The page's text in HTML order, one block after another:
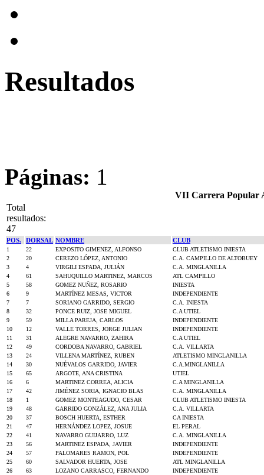
Resultados
Páginas: 1
VII Carrera Popular
Total
resultados:
47
POS. DORSAL NOMBRE CLUB
1 22 EXPOSITO GIMENEZ, ALFONSO
CLUB ATLETISMO INIESTA
2
20 CEREZO LÓPEZ, ANTONIO
C.A. CAMPILLO DE ALTOBUEY
3
4 VIRGILI ESPADA, JULIÁN
C.A. MINGLANILLA
4
61 SAHUQUILLO MARTINEZ, MARCOS
ATL CAMPILLO
5
58 GOMEZ NUÑEZ, ROSARIO
INIESTA
6
9 MARTÍNEZ MESAS, VICTOR
INDEPENDIENTE
7
7 SORIANO GARRIDO, SERGIO
C.A. INIESTA
8
32 PONCE RUIZ, JOSE MIGUEL
C.A UTIEL
9
59 MILLA PAREJA, CARLOS
INDEPENDIENTE
10
12 VALLE TORRES, JORGE JULIAN
INDEPENDIENTE
11
31 ALEGRE NAVARRO, ZAHIRA
C.A UTIEL
12
49 CORDOBA NAVARRO, GABRIEL
C.A. VILLARTA
13
24 VILLENA MARTÍNEZ, RUBEN
ATLETISMO MINGLANILLA
14
30 NUÉVALOS GARRIDO, JAVIER
C.A.MINGLANILLA
15
65 ARGOTE, ANA CRISTINA
UTIEL
16
6 MARTINEZ CORREA, ALICIA
C.A MINGLANILLA
17
42 JIMÉNEZ SORIA, IGNACIO BLAS
C.A. MINGLANILLA
18
1 GOMEZ MONTEAGUDO, CESAR
CLUB ATLETISMO INIESTA
19
48 GARRIDO GONZÁLEZ, ANA JULIA
C.A. VILLARTA
20
37 BOSCH HUERTA, ESTHER
CA INIESTA
21
47 HERNÁNDEZ LOPEZ, JOSUE
EL PERAL
22
41 NAVARRO GUIJARRO, LUZ
C.A. MINGLANILLA
23
56 MARTINEZ ESPADA, JAVIER
INDEPENDIENTE
24
57 PALOMARES RAMON, POL
INDEPENDIENTE
25
60 SALVADOR HUERTA, JOSE
ATL MINGLANILLA
26
63 LOZANO CARRASCO, FERNANDO
INDEPENDIENTE